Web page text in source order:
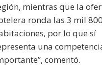
mientras que la
ronda las 3 mil
por lo que sí
una
comentó.